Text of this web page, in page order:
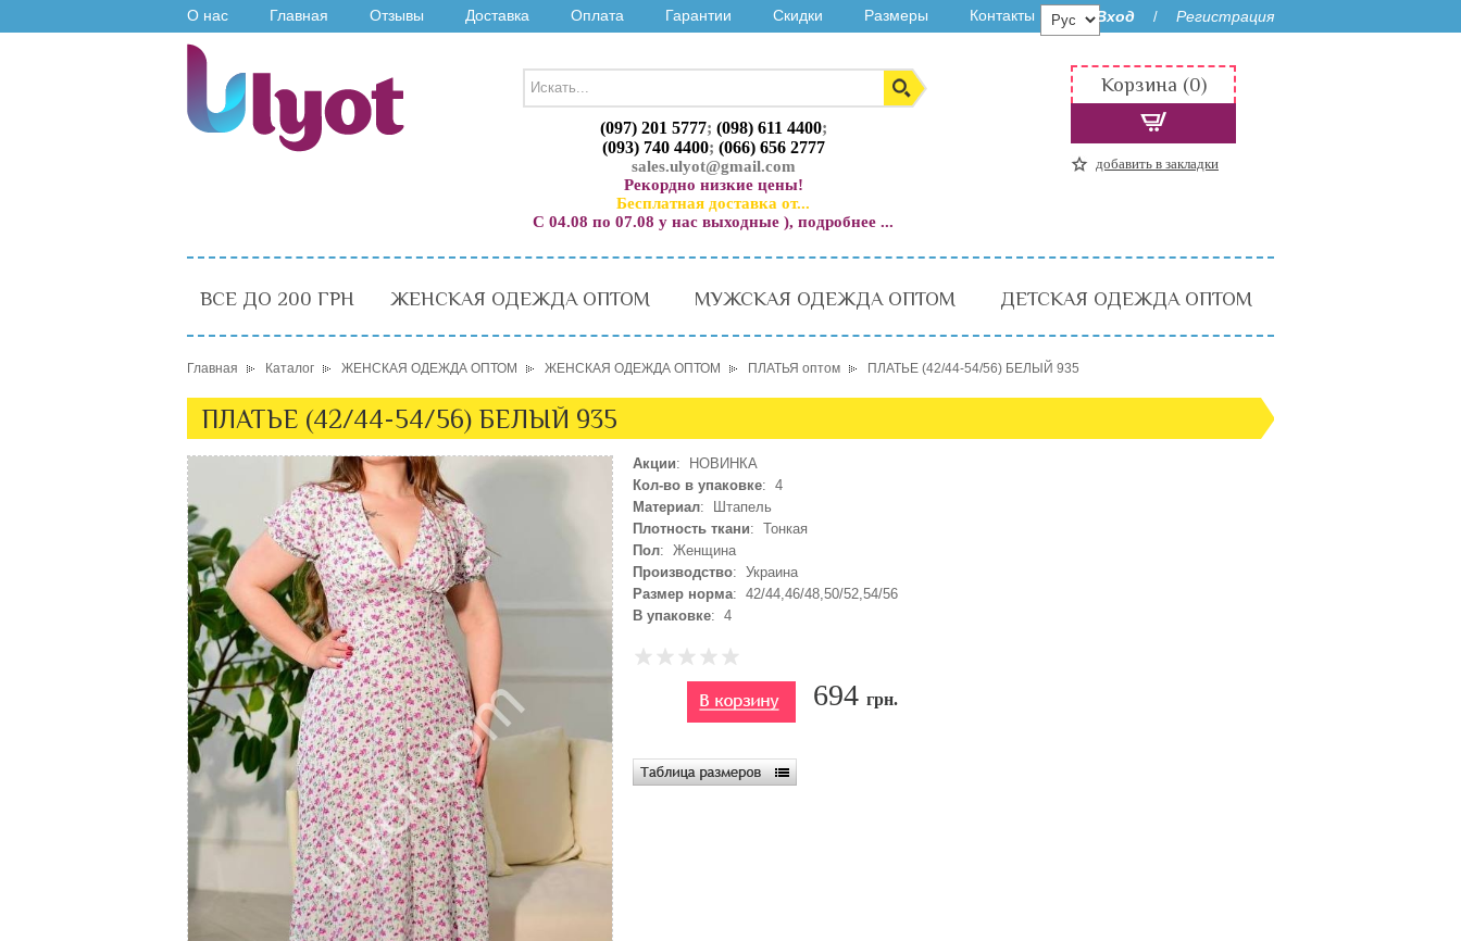
О нас Главная Отзывы Доставка Оплата Гарантии Скидки Размеры Контакты Вход / Регистрация
(097) 201 5777; (098) 611 4400;
(093) 740 4400; (066) 656 2777
sales.ulyot@gmail.com
Рекордно низкие цены!
Бесплатная доставка от...
С 04.08 по 07.08 у нас выходные ), подробнее ...
Корзина (0)
добавить в закладки
ВСЕ ДО 200 ГРН ЖЕНСКАЯ ОДЕЖДА ОПТОМ МУЖСКАЯ ОДЕЖДА ОПТОМ ДЕТСКАЯ ОДЕЖДА ОПТОМ
Главная Каталог ЖЕНСКАЯ ОДЕЖДА ОПТОМ ЖЕНСКАЯ ОДЕЖДА ОПТОМ ПЛАТЬЯ оптом ПЛАТЬЕ (42/44-54/56) БЕЛЫЙ 935
ПЛАТЬЕ (42/44-54/56) БЕЛЫЙ 935
Акции: НОВИНКА
Кол-во в упаковке: 4
Материал: Штапель
Плотность ткани: Тонкая
Пол: Женщина
Производство: Украина
Размер норма: 42/44,46/48,50/52,54/56
В упаковке: 4
694 грн.